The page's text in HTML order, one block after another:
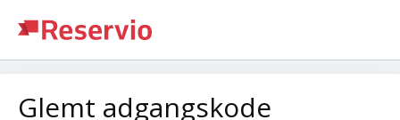
Glemt adgangskode